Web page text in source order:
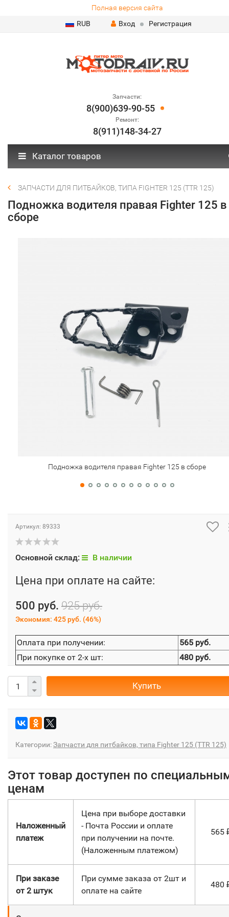
Полная версия сайта
RUB
Вход Регистрация
Запчасти:
8(900)639-90-55
Ремонт:
8(911)148-34-27
Каталог товаров
ЗАПЧАСТИ ДЛЯ ПИТБАЙКОВ, ТИПА FIGHTER 125 (TTR 125)
Подножка водителя правая Fighter 125 в
сборе
Подножка водителя правая Fighter 125 в сборе
Артикул: 89333
Основной склад: В наличии
Цена при оплате на сайте:
500 руб. 925 руб.
Экономия: 425 руб. (46%)
Оплата при получении:
565 руб.
При покупке от 2-х шт:
480 руб.
Купить
Категории:Запчасти для питбайков, типа Fighter 125 (TTR 125)
Этот товар доступен по
ценам
Наложенный
платеж
Цена при выборе доставки
- Почта России и оплате
при получении на почте.
(Наложенным платежом)
565
При заказе
от 2 штук
При сумме заказа от 2шт и
оплате на сайте
480